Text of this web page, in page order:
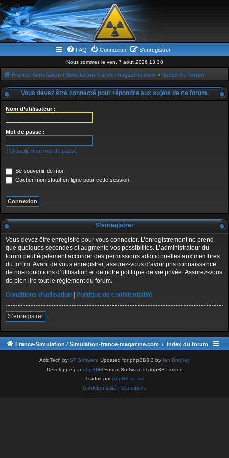
FAQ Connexion S’enregistrer
Nous sommes le ven. 7 août 2026 13:38
France-Simulation / Simulation-france-magazine.com Index du forum
Vous devez être connecté pour répondre aux sujets de ce forum.
Nom d’utilisateur :
Mot de passe :
J’ai oublié mon mot de passe
Se souvenir de moi
Cacher mon statut en ligne pour cette session
S’enregistrer
Vous devez être enregistré pour vous connecter. L’enregistrement ne prend
que quelques secondes et augmente vos possibilités. L’administrateur du
forum peut également accorder des permissions additionnelles aux membres
du forum. Avant de vous enregistrer, assurez-vous d’avoir pris connaissance
de nos conditions d’utilisation et de notre politique de vie privée. Assurez-vous
de bien lire tout le règlement du forum.
Conditions d’utilisation
Politique de confidentialité
S’enregistrer
France-Simulation / Simulation-france-magazine.com Index du forum
AcidTech by ST Software Updated for phpBB3.3 by Ian Bradley
Développé parphpBB® Forum Software © phpBB Limited
Traduit parphpBB-fr.com
Confidentialité | Conditions